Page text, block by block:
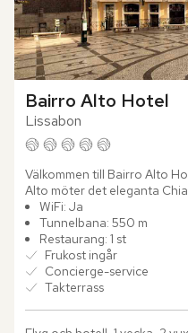
Bairro Alto Hotel
Lissabon
Välkommen till Bairro Alto
Alto möter det eleganta
från 1845 har varsamt
WiFi: Ja
Tunnelbana: 550 m
Restaurang: 1 st
Frukost ingår
Concierge-service
Takterrass